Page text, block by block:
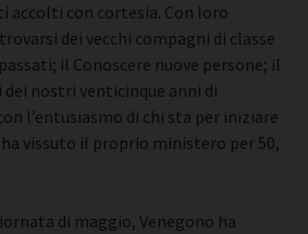
accolti con cortesia. Con loro
dei vecchi compagni di classe
il Conoscere nuove persone; il
nostri venticinque anni di
l’entusiasmo di chi sta per iniziare
vissuto il proprio ministero per 50,
di maggio, Venegono ha